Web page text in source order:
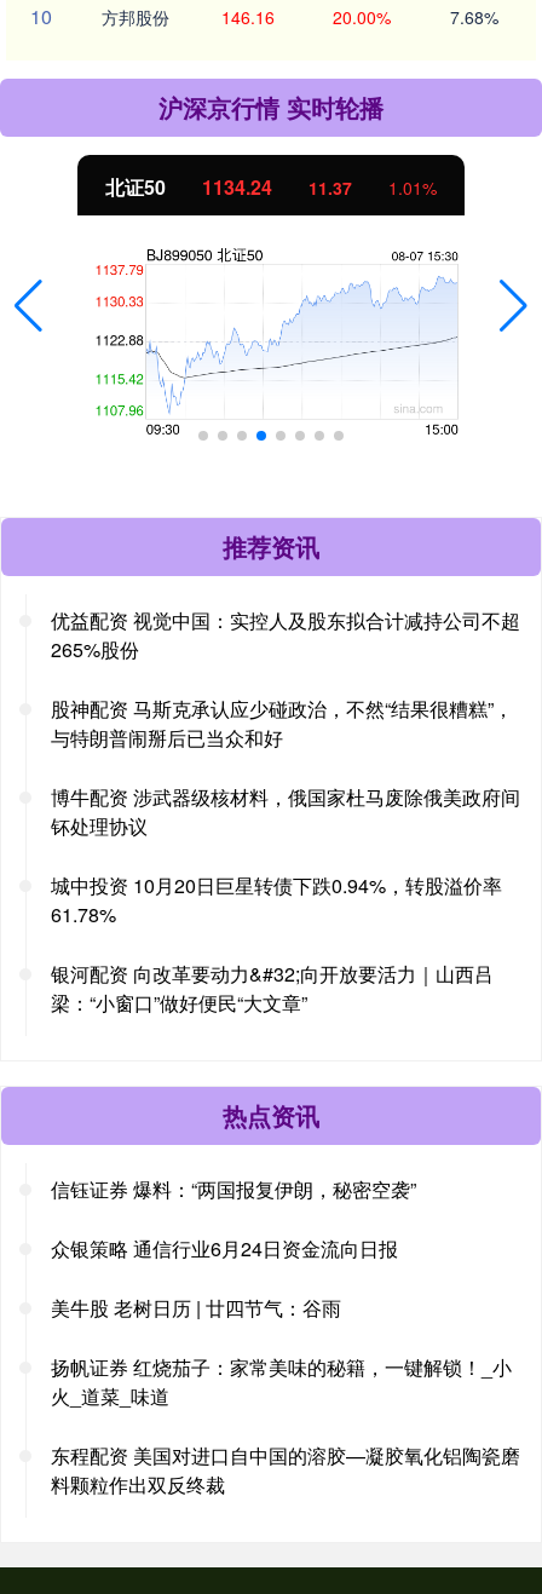
10 方邦股份 146.16 20.00% 7.68%
沪深京行情 实时轮播
北证50 1134.24 11.37 1.01%
推荐资讯
优益配资 视觉中国：实控人及股东拟合计减持公司不超
265%股份
股神配资 马斯克承认应少碰政治，不然“结果很糟糕”，
与特朗普闹掰后已当众和好
博牛配资 涉武器级核材料，俄国家杜马废除俄美政府间
钚处理协议
城中投资 10月20日巨星转债下跌0.94%，转股溢价率
61.78%
银河配资 向改革要动力&#32;向开放要活力｜山西吕
梁：“小窗口”做好便民“大文章”
热点资讯
信钰证券 爆料：“两国报复伊朗，秘密空袭”
众银策略 通信行业6月24日资金流向日报
美牛股 老树日历 | 廿四节气：谷雨
扬帆证券 红烧茄子：家常美味的秘籍，一键解锁！_小
火_道菜_味道
东程配资 美国对进口自中国的溶胶—凝胶氧化铝陶瓷磨
料颗粒作出双反终裁